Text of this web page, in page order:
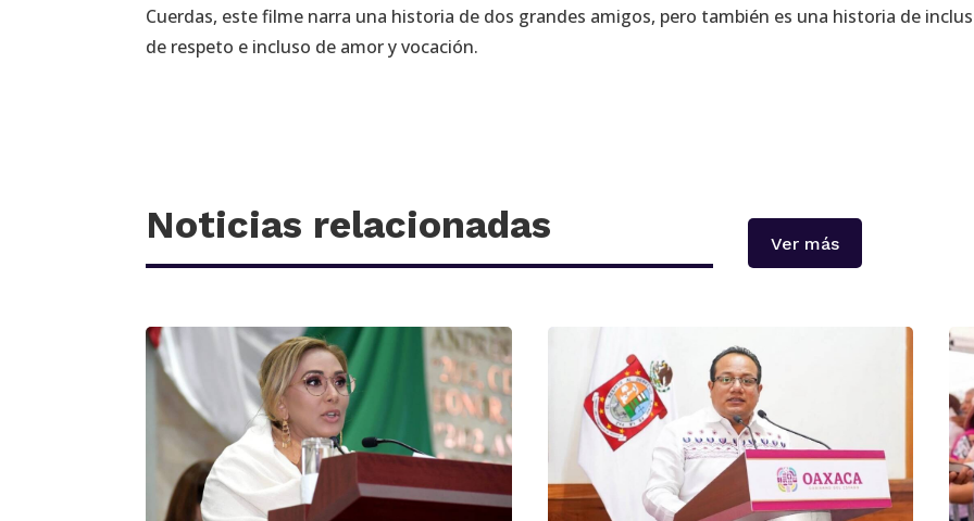
Cuerdas, este filme narra una historia de dos grandes amigos, pero también es una historia de
de respeto e incluso de amor y vocación.
Noticias relacionadas Ver más